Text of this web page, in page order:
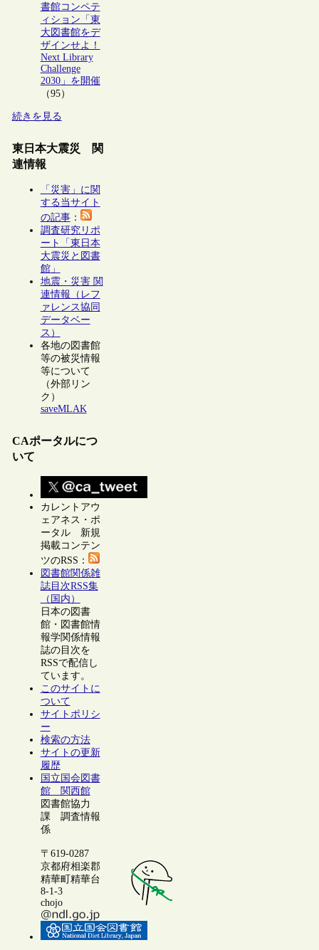
書館コンペテ
ィション「東
大図書館をデ
ザインせよ！
Next Library
Challenge
2030」を開催
（95）
続きを見る
東日本大震災 関
連情報
「災害」に関
する当サイト
の記事：
調査研究リポ
ート「東日本
大震災と図書
館」
地震・災害 関
連情報（レフ
ァレンス協同
データベー
ス）
各地の図書館
等の被災情報
等について
（外部リン
ク）
saveMLAK
CAポータルにつ
いて
カレントアウ
ェアネス・ポ
ータル 新規
掲載コンテン
ツのRSS：
図書館関係雑
誌目次RSS集
（国内）
日本の図書
館・図書館情
報学関係情報
誌の目次を
RSSで配信し
ています。
このサイトに
ついて
サイトポリシ
ー
検索の方法
サイトの更新
履歴
国立国会図書
館 関西館
図書館協力
課 調査情報
係
〒619-0287
京都府相楽郡
精華町精華台
8-1-3
chojo